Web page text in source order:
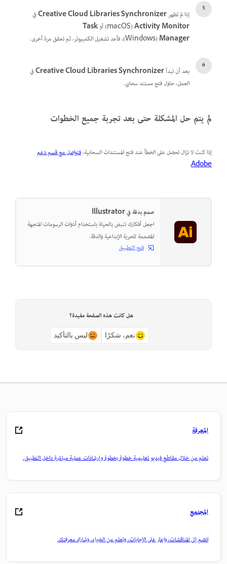
إذا لم تظهرCreative Cloud Libraries Synchronizerفي
Activity Monitor‏(macOS) أو
Task
Manager‏(Windows)، فأعد تشغيل الكمبيوتر، ثم تحقق مرة أخرى.
بعد أن تبدأCreative Cloud Libraries Synchronizerفي
العمل، حاول فتح مستند سحابي.
لم يتم حل المشكلة حتى بعد تجربة جميع الخطوات
إذا كنت لا تزال تحصل على الخطأ عند فتح المستندات السحابية،فتواصل مع قسم دعم
Adobe
.
صمم بدقة في Illustrator
اجعل أفكارك تنبض بالحياة باستخدام أدوات الرسومات المتجهة
المصممة للحرية الإبداعية والدقة.
فتح التطبيق
هل كانت هذه الصفحة مفيدة؟
نعم، شكرًا ليس بالتأكيد
المعرفة
تعلم من خلال مقاطع فيديو تعليمية خطوة بخطوة وإرشادات عملية مباشرة داخل التطبيق.
المجتمع
انضم إلى المناقشات، واعثر على الإجابات، وتعلم من الخبراء، وشارك معرفتك.